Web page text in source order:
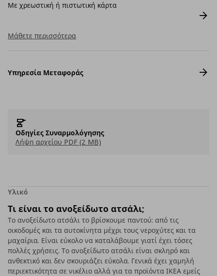
Με χρεωστική ή πιστωτική κάρτα
Μάθετε περισσότερα
Υπηρεσία Μεταφοράς
Οδηγίες Συναρμολόγησης
Λήψη αρχείου PDF (2 MB)
Υλικό
Τι είναι το ανοξείδωτο ατσάλι;
Το ανοξείδωτο ατσάλι το βρίσκουμε παντού: από τις
οικοδομές και τα αυτοκίνητα μέχρι τους νεροχύτες και τα
μαχαίρια. Είναι εύκολο να καταλάβουμε γιατί έχει τόσες
πολλές χρήσεις. Το ανοξείδωτο ατσάλι είναι σκληρό και
ανθεκτικό και δεν σκουριάζει εύκολα. Γενικά έχει χαμηλή
περιεκτικότητα σε νικέλιο αλλά για τα προϊόντα ΙΚΕΑ εμείς